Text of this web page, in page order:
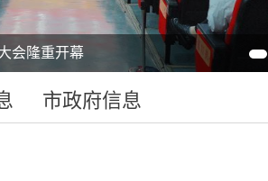
会隆重开幕
宜
市政府信息